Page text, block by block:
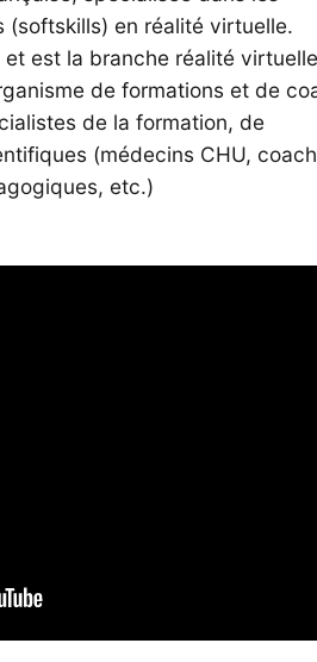
en réalité virtuelle.
et est la branche réalité
de formations et de
de la formation, de
(médecins CHU,
etc.)